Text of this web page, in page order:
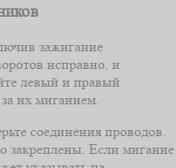
зажигание
исправно, и
левый и правый
их миганием.
соединения проводов.
закреплены. Если мигание